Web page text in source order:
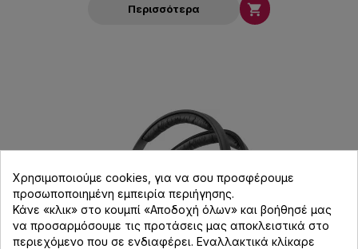
Περισσότερα 
Χρησιμοποιούμε cookies, για να σου προσφέρουμε
προσωποποιημένη εμπειρία περιήγησης.
Κάνε «κλικ» στο κουμπί «Αποδοχή όλων» και βοήθησέ μας
να προσαρμόσουμε τις προτάσεις μας αποκλειστικά στο
περιεχόμενο που σε ενδιαφέρει. Εναλλακτικά κλίκαρε